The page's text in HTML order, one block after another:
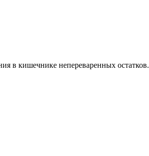
в кишечнике непереваренных остатков.